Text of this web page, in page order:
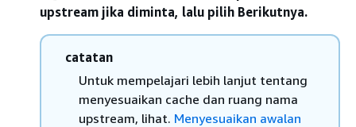
upstream jika diminta, lalu pilih Berikutnya.
catatan
Untuk mempelajari lebih lanjut tentang
menyesuaikan cache dan ruang nama
upstream, lihat. Menyesuaikan awalan